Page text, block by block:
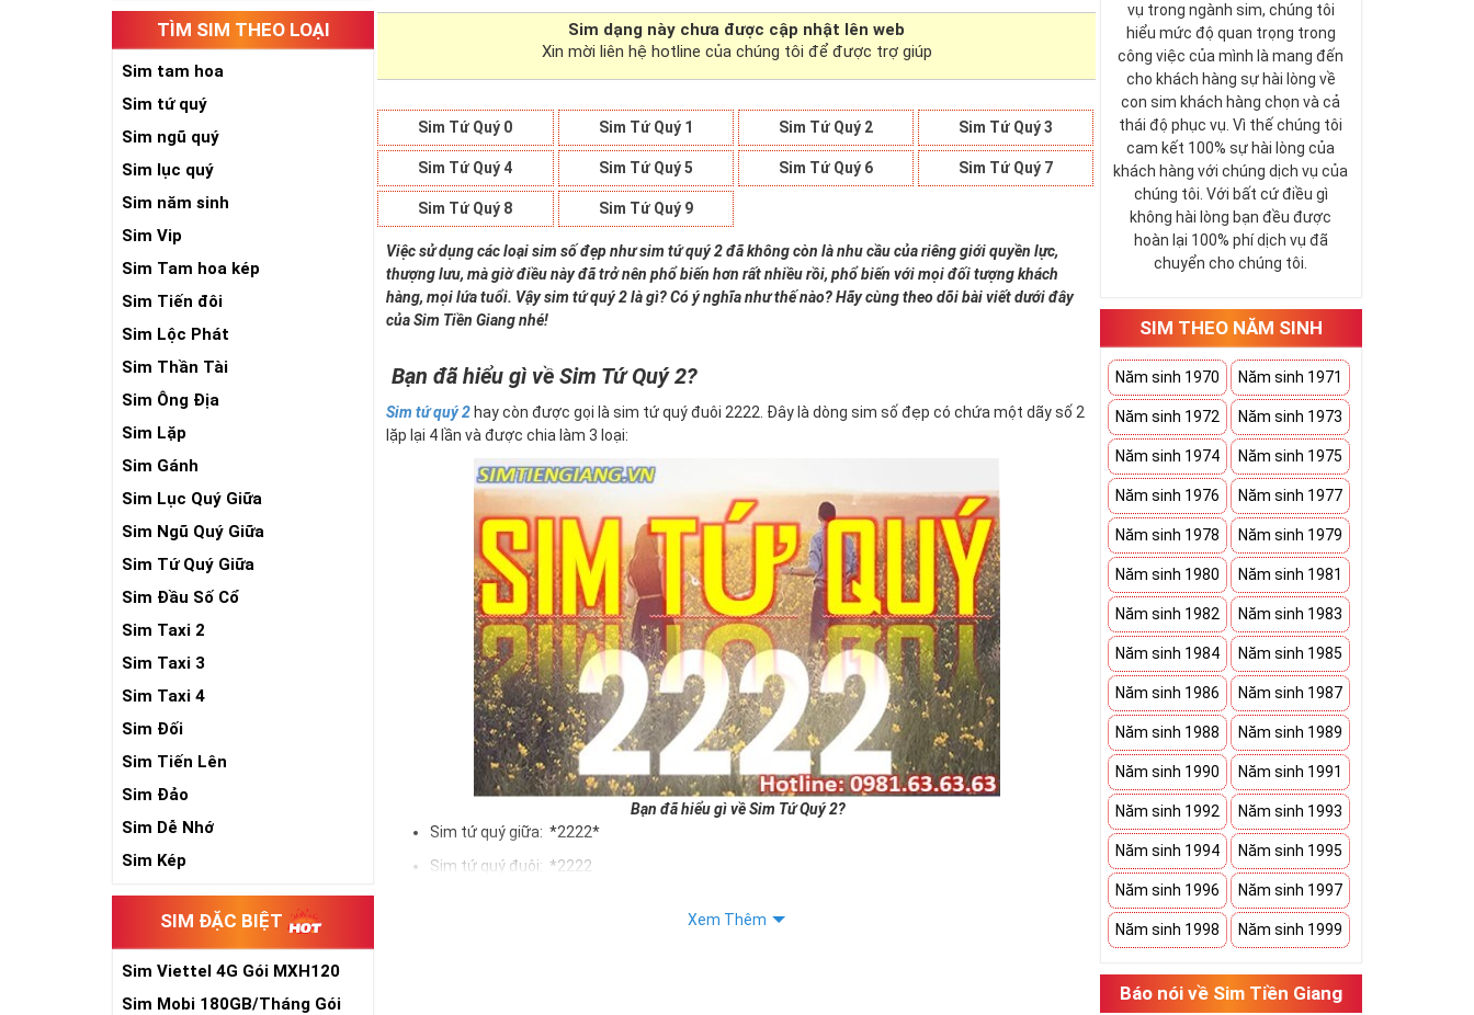
TÌM SIM THEO LOẠI
Sim tam hoa
Sim tứ quý
Sim ngũ quý
Sim lục quý
Sim năm sinh
Sim Vip
Sim Tam hoa kép
Sim Tiến đôi
Sim Lộc Phát
Sim Thần Tài
Sim Ông Địa
Sim Lặp
Sim Gánh
Sim Lục Quý Giữa
Sim Ngũ Quý Giữa
Sim Tứ Quý Giữa
Sim Đầu Số Cổ
Sim Taxi 2
Sim Taxi 3
Sim Taxi 4
Sim Đối
Sim Tiến Lên
Sim Đảo
Sim Dễ Nhớ
Sim Kép
SIM ĐẶC BIỆT
Sim Viettel 4G Gói MXH120
Siêu Rẻ
Sim Mobi 180GB/Tháng Gói
Sim dạng này chưa được cập nhật lên web
Xin mời liên hệ hotline của chúng tôi để được trợ giúp
Sim Tứ Quý 0 Sim Tứ Quý 1 Sim Tứ Quý 2 Sim Tứ Quý 3
Sim Tứ Quý 4 Sim Tứ Quý 5 Sim Tứ Quý 6 Sim Tứ Quý 7
Sim Tứ Quý 8 Sim Tứ Quý 9
Việc sử dụng các loại sim số đẹp như sim tứ quý 2 đã không còn là nhu cầu của riêng giới quyền lực,
thượng lưu, mà giờ điều này đã trở nên phổ biến hơn rất nhiều rồi, phổ biến với mọi đối tượng khách
hàng, mọi lứa tuổi. Vậy sim tứ quý 2 là gì? Có ý nghĩa như thế nào? Hãy cùng theo dõi bài viết dưới đây
của Sim Tiền Giang nhé!
Bạn đã hiểu gì về Sim Tứ Quý 2?
Sim tứ quý 2 hay còn được gọi là sim tứ quý đuôi 2222. Đây là dòng sim số đẹp có chứa một dãy số 2
lặp lại 4 lần và được chia làm 3 loại:
Bạn đã hiểu gì về Sim Tứ Quý 2?
Sim tứ quý giữa: *2222*
Sim tứ quý đuôi: *2222
Xem Thêm
vụ trong ngành sim, chúng tôi
hiểu mức độ quan trọng trong
công việc của mình là mang đến
cho khách hàng sự hài lòng về
con sim khách hàng chọn và cả
thái độ phục vụ. Vì thế chúng tôi
cam kết 100% sự hài lòng của
khách hàng với chúng dịch vụ của
chúng tôi. Với bất cứ điều gì
không hài lòng bạn đều được
hoàn lại 100% phí dịch vụ đã
chuyển cho chúng tôi.
SIM THEO NĂM SINH
Năm sinh 1970 Năm sinh 1971
Năm sinh 1972 Năm sinh 1973
Năm sinh 1974 Năm sinh 1975
Năm sinh 1976 Năm sinh 1977
Năm sinh 1978 Năm sinh 1979
Năm sinh 1980 Năm sinh 1981
Năm sinh 1982 Năm sinh 1983
Năm sinh 1984 Năm sinh 1985
Năm sinh 1986 Năm sinh 1987
Năm sinh 1988 Năm sinh 1989
Năm sinh 1990 Năm sinh 1991
Năm sinh 1992 Năm sinh 1993
Năm sinh 1994 Năm sinh 1995
Năm sinh 1996 Năm sinh 1997
Năm sinh 1998 Năm sinh 1999
Báo nói về Sim Tiền Giang